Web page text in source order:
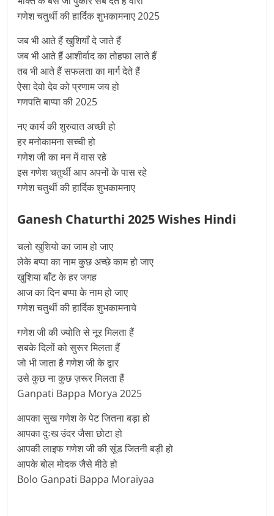
गणेश चतुर्थी की हार्दिक शुभकामनाए 2025
जब भी आते हैं खुशियाँ दे जाते हैं
जब भी आते हैं आशीर्वाद का तोहफा लाते हैं
तब भी आते हैं सफलता का मार्ग देते हैं
ऐसा देवो देव को प्रणाम जय हो
गणपति बाप्पा की 2025
नए कार्य की शुरुवात अच्छी हो
हर मनोकामना सच्ची हो
गणेश जी का मन में वास रहे
इस गणेश चतुर्थी आप अपनों के पास रहे
गणेश चतुर्थी की हार्दिक शुभकामनाए
Ganesh Chaturthi 2025 Wishes Hindi
चलो खुशियो का जाम हो जाए
लेके बप्पा का नाम कुछ अच्छे काम हो जाए
खुशिया बाँट के हर जगह
आज का दिन बप्पा के नाम हो जाए
गणेश चतुर्थी की हार्दिक शुभकामनाये
गणेश जी की ज्योति से नूर मिलता हैं
सबके दिलों को सुरूर मिलता हैं
जो भी जाता है गणेश जी के द्वार
उसे कुछ ना कुछ ज़रूर मिलता हैं
Ganpati Bappa Morya 2025
आपका सुख गणेश के पेट जितना बड़ा हो
आपका दुःख उंदर जैसा छोटा हो
आपकी लाइफ गणेश जी की सूंड जितनी बड़ी हो
आपके बोल मोदक जैसे मीठे हो
Bolo Ganpati Bappa Moraiyaa